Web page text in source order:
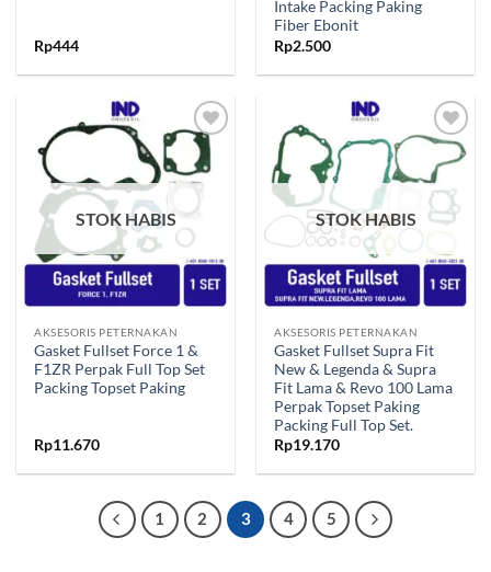
Rp444
Intake Packing Paking
Fiber Ebonit
Rp2.500
Tambahkan
ke Wishlist
STOK HABIS
AKSESORIS PETERNAKAN
Gasket Fullset Force 1 &
F1ZR Perpak Full Top Set
Packing Topset Paking
Rp11.670
Tambahkan
ke Wishlist
STOK HABIS
AKSESORIS PETERNAKAN
Gasket Fullset Supra Fit
New & Legenda & Supra
Fit Lama & Revo 100 Lama
Perpak Topset Paking
Packing Full Top Set.
Rp19.170
1 2 3 4 5